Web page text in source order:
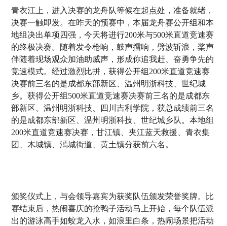
青衣江上，进入决赛的龙舟队等候在起点处，准备就绪，
决赛一触即发。在昨天的预赛中，本届龙舟赛公开组和本
地组决出单项四强，今天将进行200米与500米直道竞速赛
的终极决赛。随着发令枪响，鼓声擂响，劈波斩浪，桨声
伴随着现场观众加油助威声，形成你追我赶、奋勇争先的
竞速模式。经过激烈比拼，获得公开组200米直道竞速赛
决赛前三名的是成都东部新区、温州明浙科技、世纪城
乡。获得公开组500米直道竞速赛决赛前三名的是成都东
部新区、温州明浙科技、四川吉利学院，获总成绩前三名
的是成都东部新区、温州明浙科技、世纪城乡队。本地组
200米直道竞速赛决赛，甘江镇、夹江蓝天救援、青衣集
团、木城镇、漹城街道、黄土镇分获前六名。
颁奖仪式上，与会领导嘉宾为获奖队伍颁发荣誉奖牌。比
赛结束后，热闹喜庆的抢鸭子活动马上开始，每个队伍派
出的游泳高手如蛟龙入水，如浪里白条，热闹场景把活动